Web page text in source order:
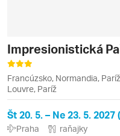
Impresionistická
Francúzsko, Normandia,
Louvre, Paríž
Št 20. 5. – Ne 23. 5. 2027
Praha raňajky